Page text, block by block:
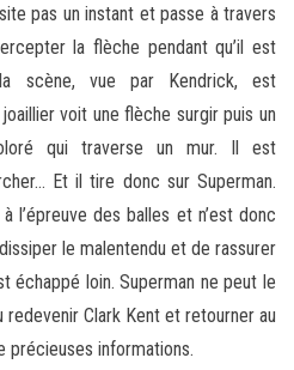
pas un instant et passe à travers
la flèche pendant qu’il est
scène, vue par Kendrick, est
voit une flèche surgir puis un
qui traverse un mur. Il est
Et il tire donc sur Superman.
l’épreuve des balles et n’est donc
le malentendu et de rassurer
échappé loin. Superman ne peut le
redevenir Clark Kent et retourner au
précieuses informations.